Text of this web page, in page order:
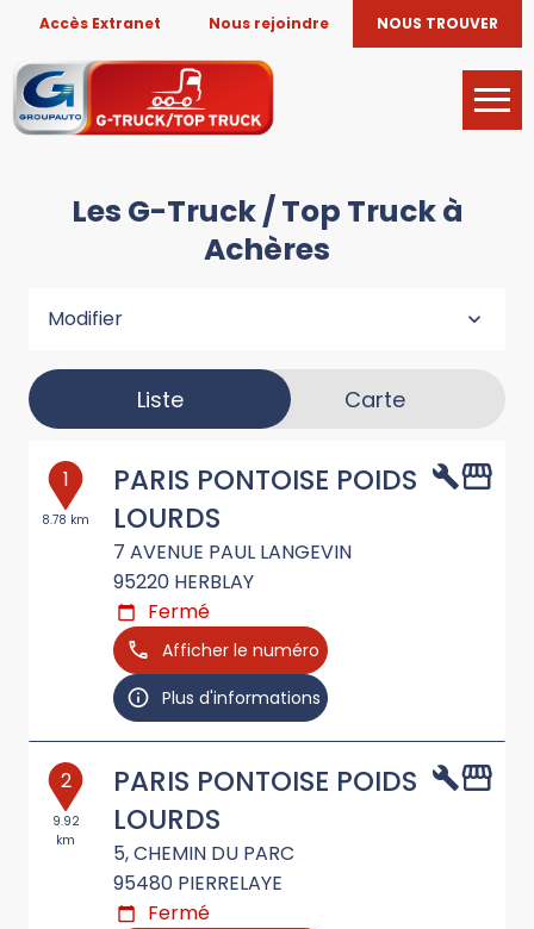
Accès Extranet Nous rejoindre NOUS TROUVER
Les G-Truck / Top Truck à
Achères
Modifier
Liste Carte
1
8.78 km
PARIS PONTOISE POIDS
LOURDS
7 AVENUE PAUL LANGEVIN
95220 HERBLAY
Fermé
Afficher le numéro
Plus d'informations
2
9.92
km
PARIS PONTOISE POIDS
LOURDS
5, CHEMIN DU PARC
95480 PIERRELAYE
Fermé